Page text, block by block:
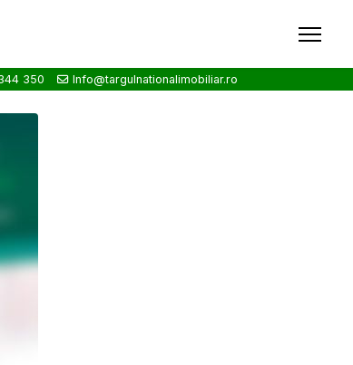
350 Info@targulnationalimobiliar.ro